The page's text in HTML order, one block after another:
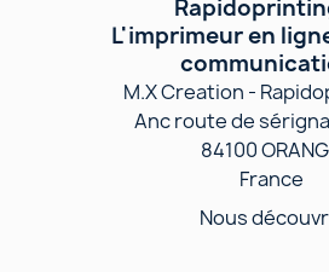
L'imprimeur en
M.X Creation -
Anc route de
84100
France
Nous